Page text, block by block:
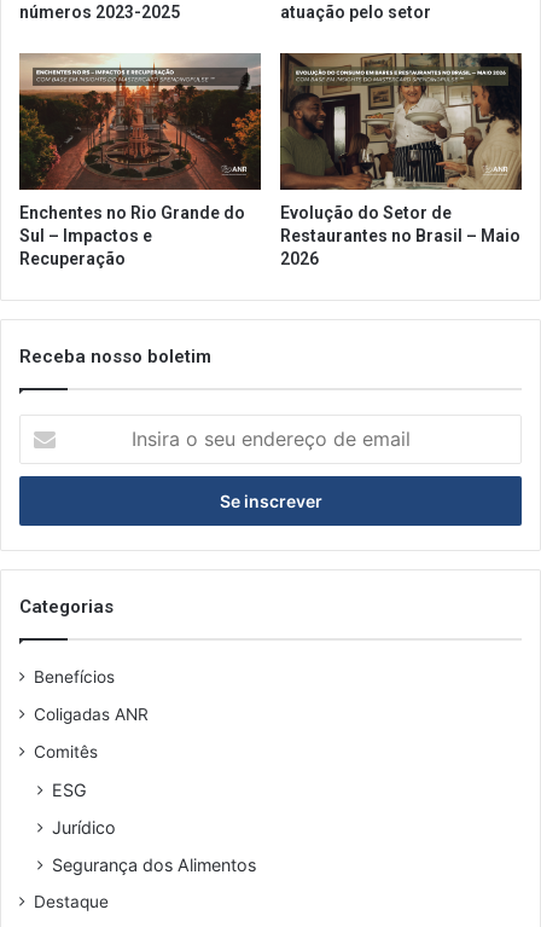
números 2023-2025
atuação pelo setor
Enchentes no Rio Grande do
Sul – Impactos e
Recuperação
Evolução do Setor de
Restaurantes no Brasil – Maio
2026
Receba nosso boletim
seu
de
email
Categorias
Benefícios
Coligadas ANR
Comitês
ESG
Jurídico
Segurança dos Alimentos
Destaque